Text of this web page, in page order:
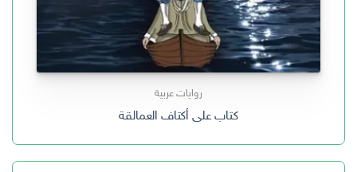
روايات عربية
كتاب على أكتاف العمالقة